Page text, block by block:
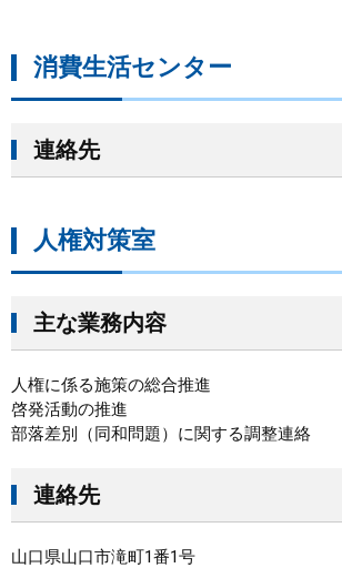
消費生活センター
連絡先
人権対策室
主な業務内容
人権に係る施策の総合推進
啓発活動の推進
部落差別（同和問題）に関する調整連絡
連絡先
山口県山口市滝町1番1号